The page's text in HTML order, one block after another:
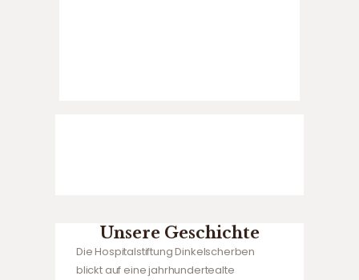
Unsere Geschichte
Die Hospitalstiftung Dinkelscherben
blickt auf eine jahrhundertealte